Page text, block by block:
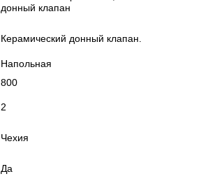
донный клапан
Керамический донный клапан.
Напольная
800
2
Чехия
Да